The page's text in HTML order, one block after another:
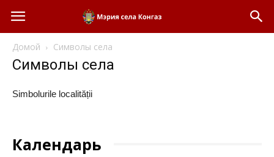
Домой Символы села
Символы села
Simbolurile localității
Календарь